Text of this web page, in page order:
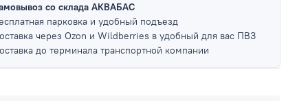
со склада АКВАБАС
парковка и удобный подъезд
через Ozon и Wildberries в удобный для вас ПВЗ
до терминала транспортной компании